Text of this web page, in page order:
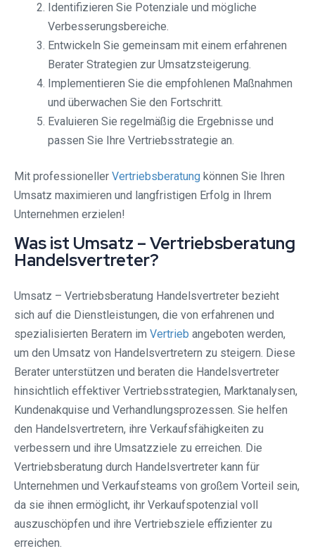
Identifizieren Sie Potenziale und mögliche
Verbesserungsbereiche.
Entwickeln Sie gemeinsam mit einem erfahrenen
Berater Strategien zur Umsatzsteigerung.
Implementieren Sie die empfohlenen Maßnahmen
und überwachen Sie den Fortschritt.
Evaluieren Sie regelmäßig die Ergebnisse und
passen Sie Ihre Vertriebsstrategie an.
Mit professioneller Vertriebsberatung können Sie Ihren
Umsatz maximieren und langfristigen Erfolg in Ihrem
Unternehmen erzielen!
Was ist Umsatz – Vertriebsberatung
Handelsvertreter?
Umsatz – Vertriebsberatung Handelsvertreter bezieht
sich auf die Dienstleistungen, die von erfahrenen und
spezialisierten Beratern im Vertrieb angeboten werden,
um den Umsatz von Handelsvertretern zu steigern. Diese
Berater unterstützen und beraten die Handelsvertreter
hinsichtlich effektiver Vertriebsstrategien, Marktanalysen,
Kundenakquise und Verhandlungsprozessen. Sie helfen
den Handelsvertretern, ihre Verkaufsfähigkeiten zu
verbessern und ihre Umsatzziele zu erreichen. Die
Vertriebsberatung durch Handelsvertreter kann für
Unternehmen und Verkaufsteams von großem Vorteil sein,
da sie ihnen ermöglicht, ihr Verkaufspotenzial voll
auszuschöpfen und ihre Vertriebsziele effizienter zu
erreichen.